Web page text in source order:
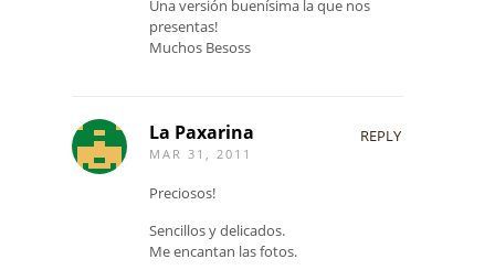
Una versión buenísima la que nos
presentas!
Muchos Besoss
La Paxarina
MAR 31, 2011
REPLY
Preciosos!
Sencillos y delicados.
Me encantan las fotos.